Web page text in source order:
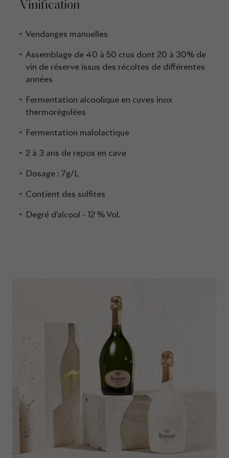
Vinification
Vendanges manuelles
Assemblage de 40 à 50 crus dont 20 à 30% de
vin de réserve issus des récoltes de différentes
années
Fermentation alcoolique en cuves inox
thermorégulées
Fermentation malolactique
2 à 3 ans de repos en cave
Dosage : 7g/L
Contient des sulfites
Degré d'alcool - 12 % Vol.